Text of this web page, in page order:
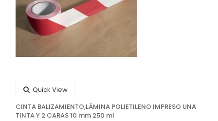
Quick View
CINTA BALIZAMIENTO,LÁMINA POLIETILENO IMPRESO UNA
TINTA Y 2 CARAS 10 mm 250 ml